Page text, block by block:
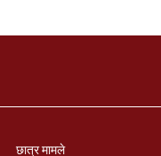
छात्र मामले